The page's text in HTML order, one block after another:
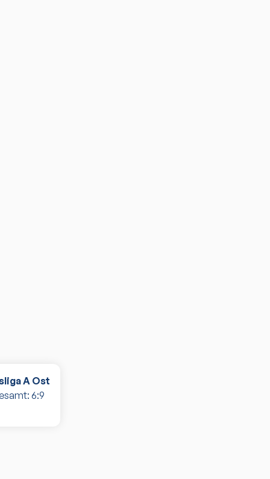
A Ost
6:9